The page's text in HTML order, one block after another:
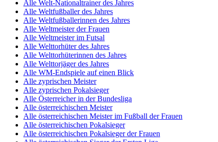
Alle Welt-Nationaltrainer des Jahres
Alle Weltfußballer des Jahres
Alle Weltfußballerinnen des Jahres
Alle Weltmeister der Frauen
Alle Weltmeister im Futsal
Alle Welttorhüter des Jahres
Alle Welttorhüterinnen des Jahres
Alle Welttorjäger des Jahres
Alle WM-Endspiele auf einen Blick
Alle zyprischen Meister
Alle zyprischen Pokalsieger
Alle Österreicher in der Bundesliga
Alle österreichischen Meister
Alle österreichischen Meister im Fußball der Frauen
Alle österreichischen Pokalsieger
Alle österreichischen Pokalsieger der Frauen